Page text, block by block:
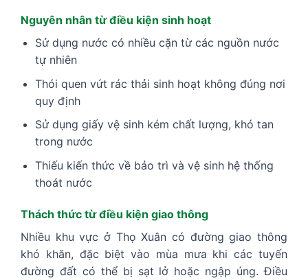
Nguyên nhân từ điều kiện sinh hoạt
Sử dụng nước có nhiều cặn từ các nguồn nước
tự nhiên
Thói quen vứt rác thải sinh hoạt không đúng nơi
quy định
Sử dụng giấy vệ sinh kém chất lượng, khó tan
trong nước
Thiếu kiến thức về bảo trì và vệ sinh hệ thống
thoát nước
Thách thức từ điều kiện giao thông
Nhiều khu vực ở Thọ Xuân có đường giao thông
khó khăn, đặc biệt vào mùa mưa khi các tuyến
đường đất có thể bị sạt lở hoặc ngập úng. Điều